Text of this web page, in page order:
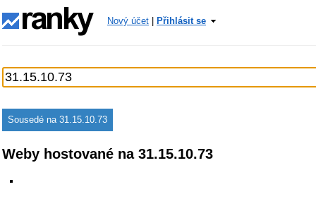
Nový účet Přihlásit se
Sousedé na 31.15.10.73
Weby hostované na 31.15.10.73